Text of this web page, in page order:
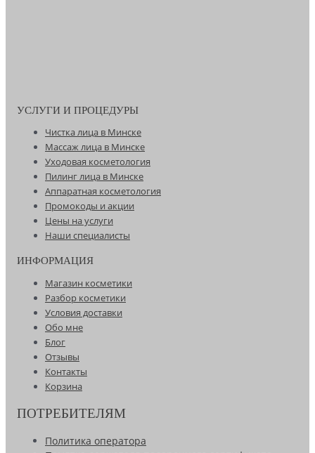
УСЛУГИ И ПРОЦЕДУРЫ
Чистка лица в Минске
Массаж лица в Минске
Уходовая косметология
Пилинг лица в Минске
Аппаратная косметология
Промокоды и акции
Цены на услуги
Наши специалисты
ИНФОРМАЦИЯ
Магазин косметики
Разбор косметики
Условия доставки
Обо мне
Блог
Отзывы
Контакты
Корзина
ПОТРЕБИТЕЛЯМ
Политика оператора